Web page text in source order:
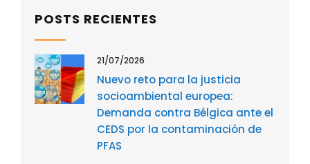
POSTS RECIENTES
21/07/2026
Nuevo reto para la justicia
socioambiental europea:
Demanda contra Bélgica ante el
CEDS por la contaminación de
PFAS